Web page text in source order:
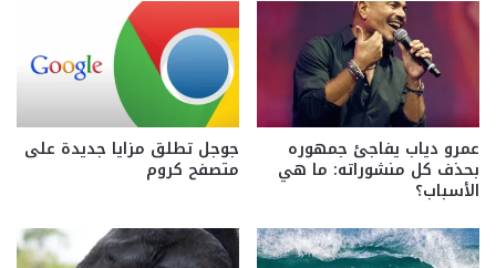
عمرو دياب يفاجئ جمهوره
بحذف كل منشوراته: ما هي
الأسباب؟
جوجل تطلق مزايا جديدة على
متصفح كروم